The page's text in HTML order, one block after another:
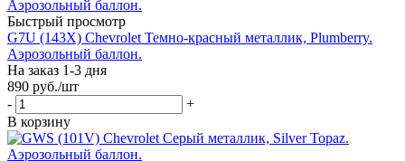
Быстрый просмотр
G7U (143X) Chevrolet Темно-красный металлик, Plumberry.
Аэрозольный баллон.
На заказ 1-3 дня
890 руб./шт
-
+
В корзину